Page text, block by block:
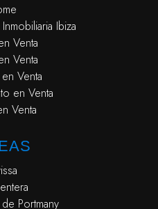
Ibiza
Venta
Venta
Venta
en Venta
Venta
Portmany